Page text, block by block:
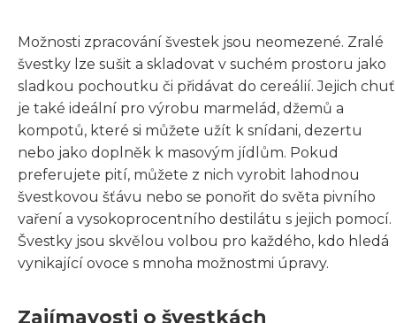
Možnosti zpracování švestek jsou neomezené. Zralé
švestky lze sušit a skladovat v suchém prostoru jako
sladkou pochoutku či přidávat do cereálií. Jejich chuť
je také ideální pro výrobu marmelád, džemů a
kompotů, které si můžete užít k snídani, dezertu
nebo jako doplněk k masovým jídlům. Pokud
preferujete pití, můžete z nich vyrobit lahodnou
švestkovou šťávu nebo se ponořit do světa pivního
vaření a vysokoprocentního destilátu s jejich pomocí.
Švestky jsou skvělou volbou pro každého, kdo hledá
vynikající ovoce s mnoha možnostmi úpravy.
Zajímavosti o švestkách